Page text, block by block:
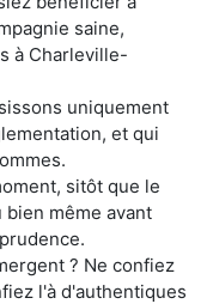
saine,
à Charleville-
uniquement
et qui
sitôt que le
même avant
? Ne confiez
l'à d'authentiques